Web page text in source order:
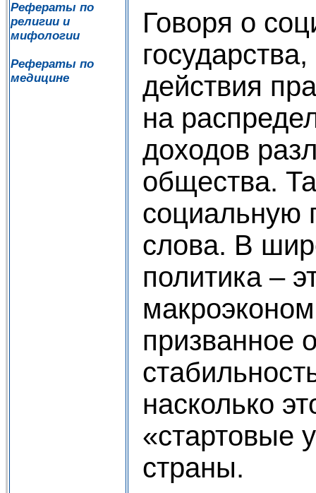
Рефераты по
религии и
мифологии
Рефераты по
медицине
Говоря о
действия
на
доходов
общества.
социальную
слова. В
политика –
призванное
насколько
«стартовые
страны.